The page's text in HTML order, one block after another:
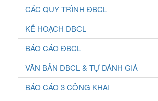
CÁC QUY TRÌNH ĐBCL
KẾ HOẠCH ĐBCL
BÁO CÁO ĐBCL
VĂN BẢN ĐBCL & TỰ ĐÁNH GIÁ
BÁO CÁO 3 CÔNG KHAI